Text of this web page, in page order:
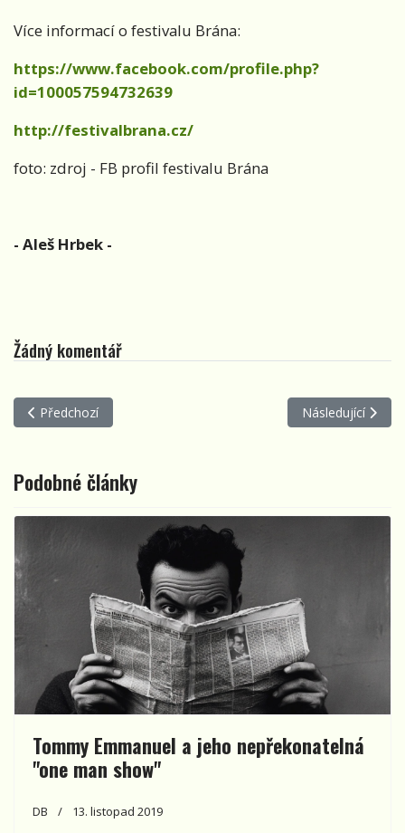
Více informací o festivalu Brána:
https://www.facebook.com/profile.php?
id=100057594732639
http://festivalbrana.cz/
foto: zdroj - FB profil festivalu Brána
- Aleš Hrbek -
Žádný komentář
Předchozí článek: HuSoBrKo 2023 - oblastní kolo Dětské Porty
Předchozí Další článek:
Následující
Podobné články
Tommy Emmanuel a jeho nepřekonatelná
"one man show"
DB 13. listopad 2019